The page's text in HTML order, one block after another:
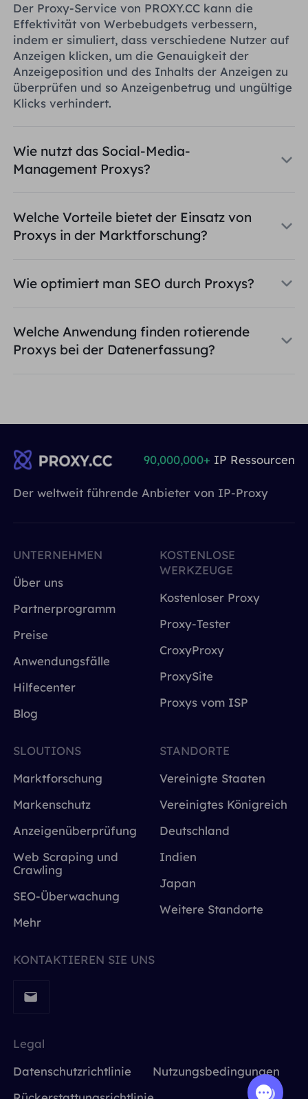
Der Proxy-Service von PROXY.CC kann die
Effektivität von Werbebudgets verbessern,
indem er simuliert, dass verschiedene Nutzer auf
Anzeigen klicken, um die Genauigkeit der
Anzeigeposition und des Inhalts der Anzeigen zu
überprüfen und so Anzeigenbetrug und ungültige
Klicks verhindert.
Wie nutzt das Social-Media-
Management Proxys?
Welche Vorteile bietet der Einsatz von
Proxys in der Marktforschung?
Wie optimiert man SEO durch Proxys?
Welche Anwendung finden rotierende
Proxys bei der Datenerfassung?
Der weltweit führende Anbieter von IP-Proxy
90,000,000+ IP Ressourcen
UNTERNEHMEN
Über uns
Partnerprogramm
Preise
Anwendungsfälle
Hilfecenter
Blog
KOSTENLOSE
WERKZEUGE
Kostenloser Proxy
Proxy-Tester
CroxyProxy
ProxySite
Proxys vom ISP
SLOUTIONS
Marktforschung
Markenschutz
Anzeigenüberprüfung
Web Scraping und
Crawling
SEO-Überwachung
Mehr
STANDORTE
Vereinigte Staaten
Vereinigtes Königreich
Deutschland
Indien
Japan
Weitere Standorte
KONTAKTIEREN SIE UNS
Legal
Datenschutzrichtlinie
Nutzungsbedingungen